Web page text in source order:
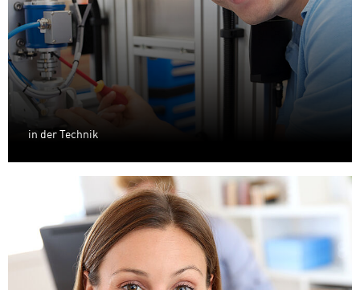
in der Technik